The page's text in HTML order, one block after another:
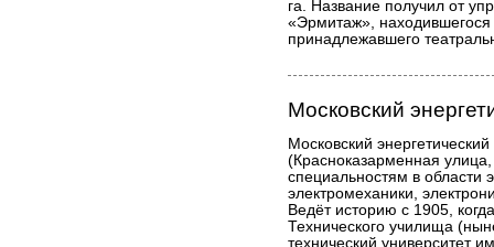
га. Название получил от
«Эрмитаж»,
принадлежавшего
Московский
Московский
(Красноказарменная
специальностям в области
электромеханики,
Ведёт историю с 1905,
Технического училища
технический университет